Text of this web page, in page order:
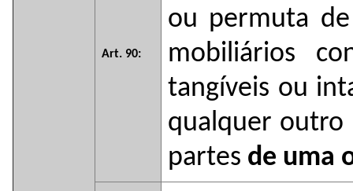
Art. 90:
ou permuta
mobiliários
tangíveis ou
qualquer
partes de uma